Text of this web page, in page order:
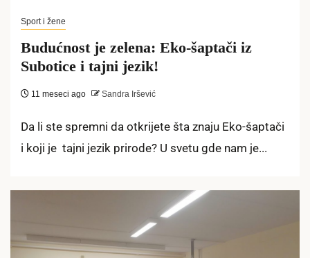
Sport i žene
Budućnost je zelena: Eko-šaptači iz
Subotice i tajni jezik!
11 meseci ago Sandra Iršević
Da li ste spremni da otkrijete šta znaju Eko-šaptači
i koji je tajni jezik prirode? U svetu gde nam je...